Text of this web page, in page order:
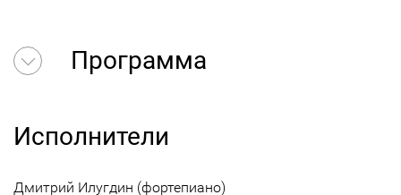
Программа
Исполнители
Дмитрий Илугдин (фортепиано)